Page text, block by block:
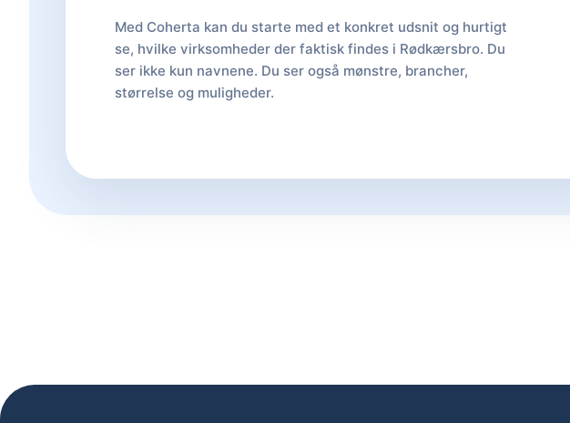
Med Coherta kan du starte med et konkret udsnit og hurtigt
se, hvilke virksomheder der faktisk findes i Rødkærsbro. Du
ser ikke kun navnene. Du ser også mønstre, brancher,
størrelse og muligheder.